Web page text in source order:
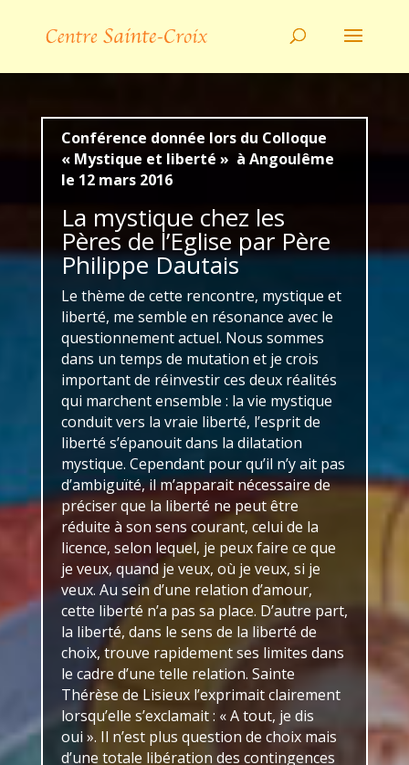
Conférence donnée lors du Colloque
« Mystique et liberté » à Angoulême
le 12 mars 2016
La mystique chez les
Pères de l’Eglise par Père
Philippe Dautais
Le thème de cette rencontre, mystique et
liberté, me semble en résonance avec le
questionnement actuel. Nous sommes
dans un temps de mutation et je crois
important de réinvestir ces deux réalités
qui marchent ensemble : la vie mystique
conduit vers la vraie liberté, l’esprit de
liberté s’épanouit dans la dilatation
mystique. Cependant pour qu’il n’y ait pas
d’ambiguïté, il m’apparait nécessaire de
préciser que la liberté ne peut être
réduite à son sens courant, celui de la
licence, selon lequel, je peux faire ce que
je veux, quand je veux, où je veux, si je
veux. Au sein d’une relation d’amour,
cette liberté n’a pas sa place. D’autre part,
la liberté, dans le sens de la liberté de
choix, trouve rapidement ses limites dans
le cadre d’une telle relation. Sainte
Thérèse de Lisieux l’exprimait clairement
lorsqu’elle s’exclamait : « A tout, je dis
oui ». Il n’est plus question de choix mais
d’une totale libération des contingences